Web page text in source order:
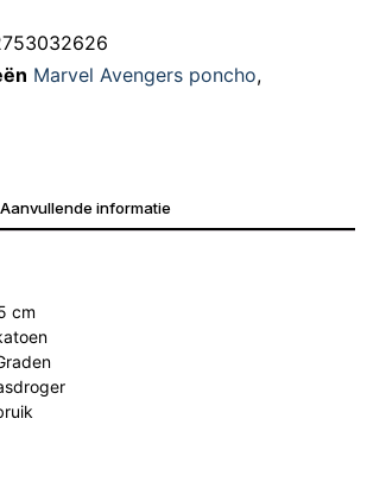
Marvel Avengers poncho,
Aanvullende informatie
cm